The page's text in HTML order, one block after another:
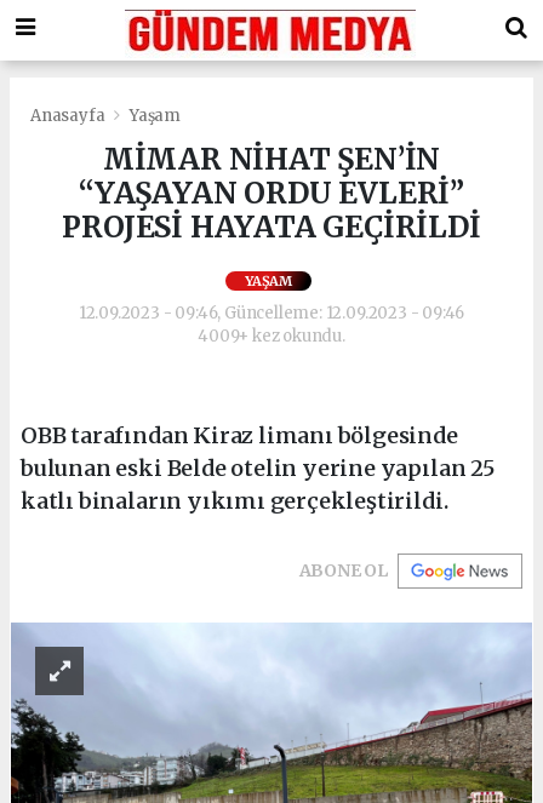
Anasayfa Yaşam
MİMAR NİHAT ŞEN’İN
“YAŞAYAN ORDU EVLERİ”
PROJESİ HAYATA GEÇİRİLDİ
YAŞAM
12.09.2023 - 09:46, Güncelleme: 12.09.2023 - 09:46
4009+ kez okundu.
OBB tarafından Kiraz limanı bölgesinde
bulunan eski Belde otelin yerine yapılan 25
katlı binaların yıkımı gerçekleştirildi.
ABONE OL